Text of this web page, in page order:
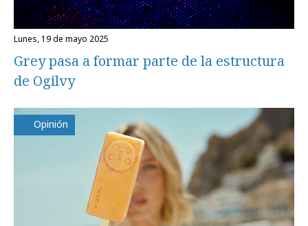
lunes, 19 de mayo 2025
Grey pasa a formar parte de la estructura
de Ogilvy
Opinión